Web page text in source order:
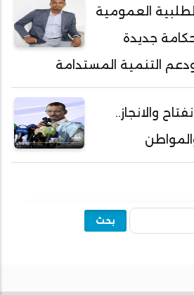
الراظي
العمومية
جديدة
التنمية المستدامة
والانجاز..